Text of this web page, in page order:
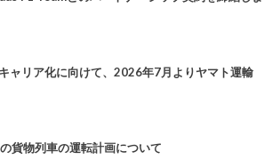
ャリア化に向けて、2026年7月よりヤマト運輸
貨物列車の運転計画について